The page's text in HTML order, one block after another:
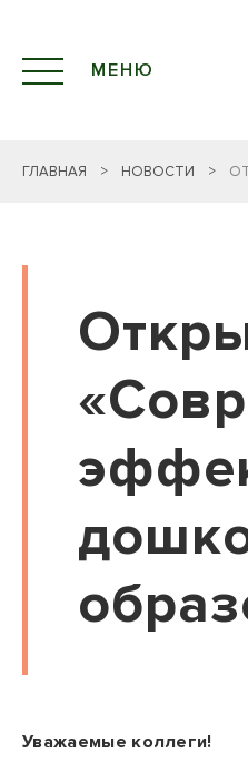
МЕНЮ
ГЛАВНАЯ > НОВОСТИ >
Уважаемые коллеги!